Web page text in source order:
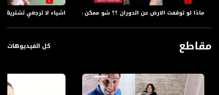
اشياء لا ترجعي تشتريها مرة
ماذا لو توقفت الارض عن الدوران ؟؟ شو ممكن يصير؟؟ ،الكاملة،يوتيوبرز،04.6.2019
مقاطع كل الفيديوهات